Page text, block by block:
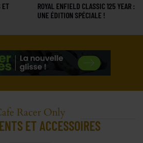
ET
ROYAL ENFIELD CLASSIC 125 YEAR :
UNE ÉDITION SPÉCIALE !
Racer Only
ET ACCESSOIRES